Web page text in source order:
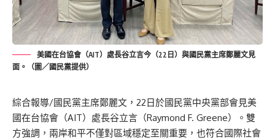
美國在台協會（AIT）處長谷立言今（22日）與國民黨主席鄭麗文見
面。（圖／國民黨提供）
綜合報導/國民黨主席鄭麗文，22日於國民黨中央黨部會見美
國在台協會（AIT）處長谷立言（Raymond F. Greene）。雙
方強調，兩岸和平不僅對區域穩定至關重要，也符合國際社會